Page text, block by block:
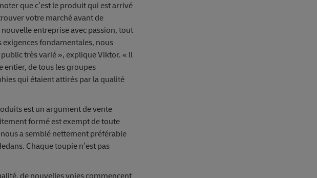
que c’est le produit qui est arrivé
votre marché avant de
entreprise avec passion, tout
exigences fondamentales, nous
très varié », explique Viktor. « Il
entier, de tous les groupes
qui étaient attirés par la qualité
est un argument de vente
formé est exempt de toute
a semblé nettement préférable
Chaque toupie n’est pas